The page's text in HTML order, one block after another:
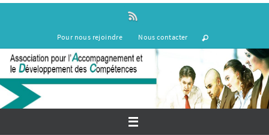
contenu
Pour nous rejoindre Nous contacter